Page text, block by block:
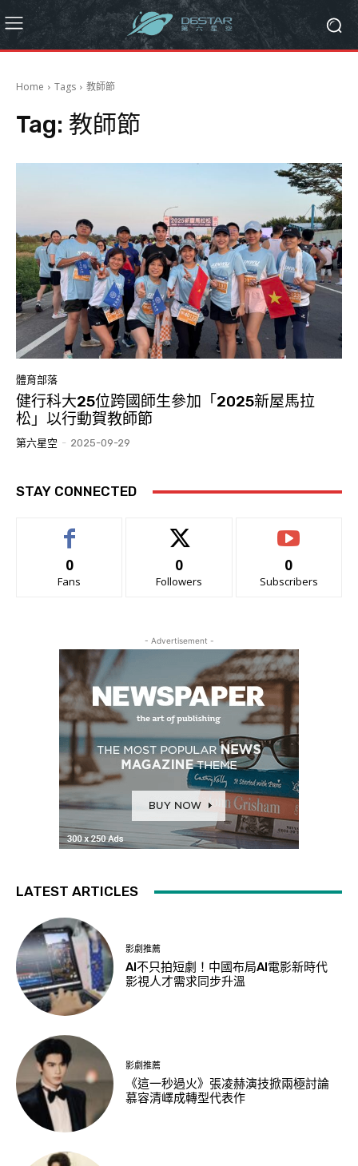
Home Tags 教師節
Tag: 教師節
體育部落
健行科大25位跨國師生參加「2025新屋馬拉
松」以行動賀教師節
第六星空 - 2025-09-29
STAY CONNECTED
0
Fans
0
Followers
0
Subscribers
- Advertisement -
LATEST ARTICLES
影劇推薦
AI不只拍短劇！中國布局AI電影新時代
影視人才需求同步升溫
影劇推薦
《這一秒過火》張凌赫演技掀兩極討論
慕容清嶧成轉型代表作